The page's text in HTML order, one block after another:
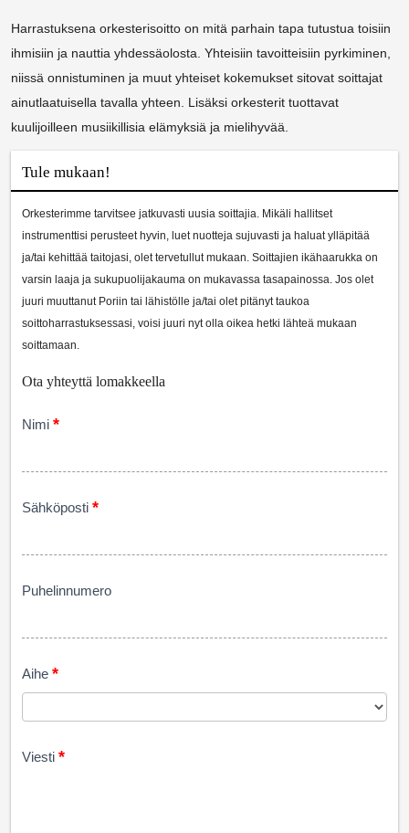
Harrastuksena orkesterisoitto on mitä parhain tapa tutustua toisiin
ihmisiin ja nauttia yhdessäolosta. Yhteisiin tavoitteisiin pyrkiminen,
niissä onnistuminen ja muut yhteiset kokemukset sitovat soittajat
ainutlaatuisella tavalla yhteen. Lisäksi orkesterit tuottavat
kuulijoilleen musiikillisia elämyksiä ja mielihyvää.
Tule mukaan!
Orkesterimme tarvitsee jatkuvasti uusia soittajia. Mikäli hallitset
instrumenttisi perusteet hyvin, luet nuotteja sujuvasti ja haluat ylläpitää
ja/tai kehittää taitojasi, olet tervetullut mukaan. Soittajien ikähaarukka on
varsin laaja ja sukupuolijakauma on mukavassa tasapainossa. Jos olet
juuri muuttanut Poriin tai lähistölle ja/tai olet pitänyt taukoa
soittoharrastuksessasi, voisi juuri nyt olla oikea hetki lähteä mukaan
soittamaan.
Ota yhteyttä lomakkeella
Yhteydenotto
Nimi *
Sähköposti *
Puhelinnumero
Aihe *
Viesti *